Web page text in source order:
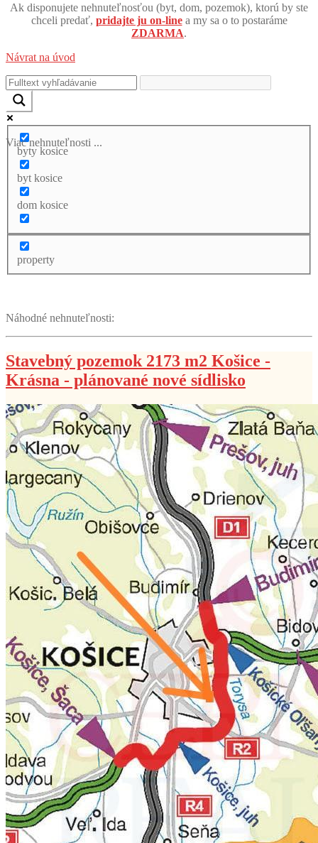
Ak disponujete nehnuteľnosťou (byt, dom, pozemok), ktorú by ste
chceli predať, pridajte ju on-linea my sa o to postaráme
ZDARMA.
Návrat na úvod
Viac nehnuteľnosti ...
byty kosice
byt kosice
dom kosice
property
Náhodné nehnuteľnosti:
Stavebný pozemok 2173 m2 Košice -
Krásna - plánované nové sídlisko